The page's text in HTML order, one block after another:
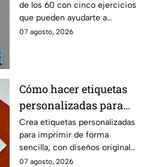
60
de los 60 con cinco ejercicios
que pueden ayudarte a
recuperar fuerza, movilidad y
07 agosto, 2026
Cómo hacer etiquetas
personalizadas para
imprimir
Crea etiquetas personalizadas
para imprimir de forma
sencilla, con diseños originales
y detalles adaptados a tus
07 agosto, 2026